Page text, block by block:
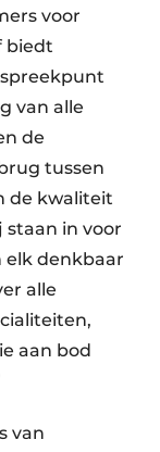
voor
biedt
van alle
de
tussen
de kwaliteit
staan in voor
elk denkbaar
alle
aan bod
van